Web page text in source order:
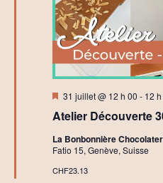
Atelier Découverte
Mis
avant
31 juillet @ 12 h 00 - 12
La Bonbonnière
Fatio 15, Genève, Suisse
CHF23.13